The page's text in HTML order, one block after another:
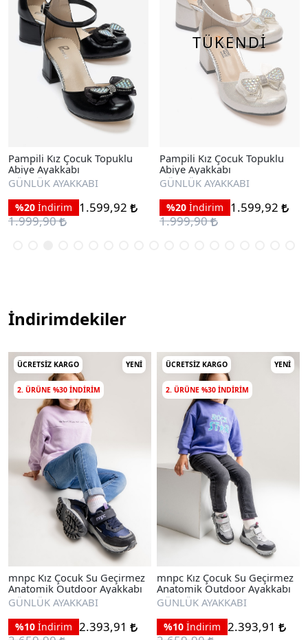
Pampili Kız Çocuk Topuklu
Abiye Ayakkabı
GÜNLÜK AYAKKABI
%20 İndirim
1.599,92
1.999,90
TÜKENDİ
Pampili Kız Çocuk Topuklu
Abiye Ayakkabı
GÜNLÜK AYAKKABI
%20 İndirim
1.599,92
1.999,90
İndirimdekiler
ÜCRETSIZ KARGO YENI
2. ÜRÜNE %30 INDIRIM
mnpc Kız Çocuk Su Geçirmez
Anatomik Outdoor Ayakkabı
GÜNLÜK AYAKKABI
%10 İndirim 2.393,91
ÜCRETSIZ KARGO YENI
2. ÜRÜNE %30 INDIRIM
mnpc Kız Çocuk Su Geçirmez
Anatomik Outdoor Ayakkabı
GÜNLÜK AYAKKABI
%10 İndirim 2.393,91